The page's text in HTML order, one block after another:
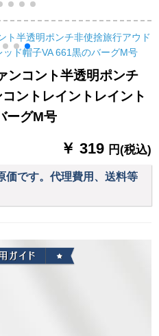
防水の雨
布の屋根
の日よけ
ために、
くれまし
*6メトル
雨兼用日伞女性紫外
线対策紫桜黒ジオプ
ンコント半透明ポンチ
ントレイントレイント
ーグM号
￥ 319 円(税込)
価です。代理費用、送料等